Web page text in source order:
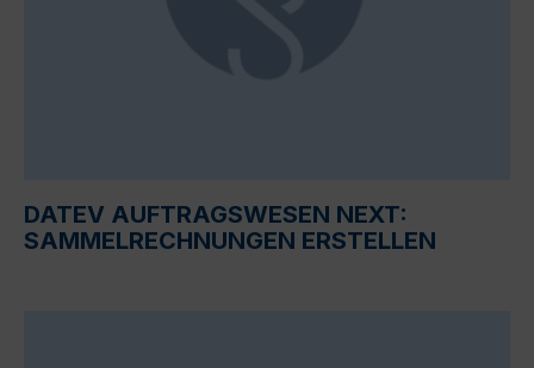
DATEV AUFTRAGSWESEN NEXT:
SAMMELRECHNUNGEN ERSTELLEN